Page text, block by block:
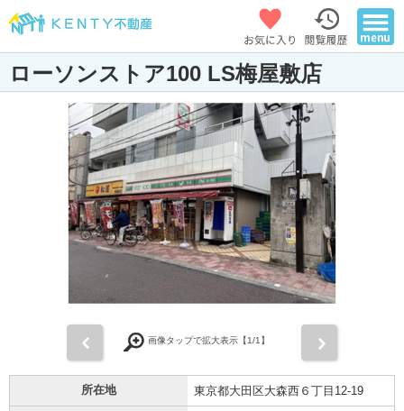
ローソンストア100 LS梅屋敷店
画像タップで拡大表示【1/1】
所在地 東京都大田区大森西６丁目12-19